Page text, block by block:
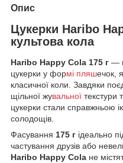
Опис
Цукерки Haribo
культова кола
Haribo Happy Cola 175 г —
цукерки у формі пляшечок,
класичної коли. Завдяки
щільної жувальної текстури
цукерки стали справжньою
солодощів.
Фасування 175 г ідеально
частування друзів або
Haribo Happy Cola не